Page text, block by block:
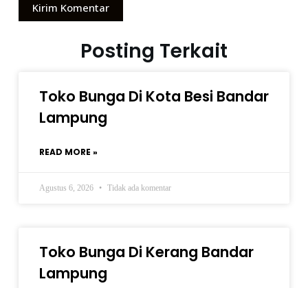
Kirim Komentar
Posting Terkait
Toko Bunga Di Kota Besi Bandar
Lampung
READ MORE »
Agustus 6, 2026 Tidak ada komentar
Toko Bunga Di Kerang Bandar
Lampung